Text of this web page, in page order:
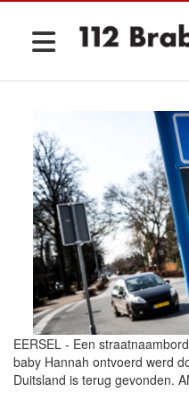
EERSEL - Een
baby Hannah ontvoerd werd
Duitsland is terug gevonden.